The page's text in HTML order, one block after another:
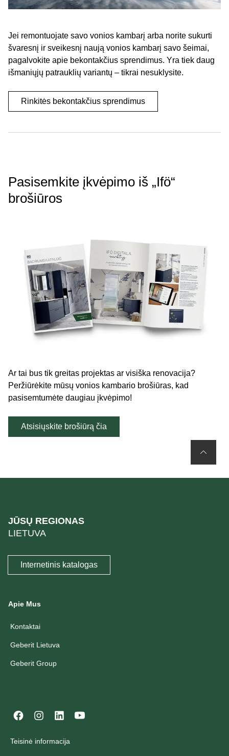
Jei remontuojate savo vonios kambarį arba norite sukurti
švaresnį ir sveikesnį naują vonios kambarį savo šeimai,
pagalvokite apie bekontakčius sprendimus. Yra tiek daug
išmaniųjų patrauklių variantų – tikrai nesuklysite.
Rinkitės bekontakčius sprendimus
Pasisemkite įkvėpimo iš „Ifö“
brošiūros
Ar tai bus tik greitas projektas ar visiška renovacija?
Peržiūrėkite mūsų vonios kambario brošiūras, kad
pasisemtumėte daugiau įkvėpimo!
Atsisiųskite brošiūrą čia
JŪSŲ REGIONAS
LIETUVA
Internetinis katalogas
Apie Mus
Kontaktai
Geberit Lietuva
Geberit Group
Teisinė informacija